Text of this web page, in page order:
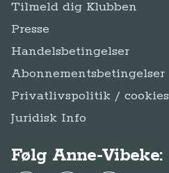
Tilmeld dig Klubben
Presse
Handelsbetingelser
Abonnementsbetingelser
Privatlivspolitik / cookies
Juridisk Info
Følg Anne-Vibeke: